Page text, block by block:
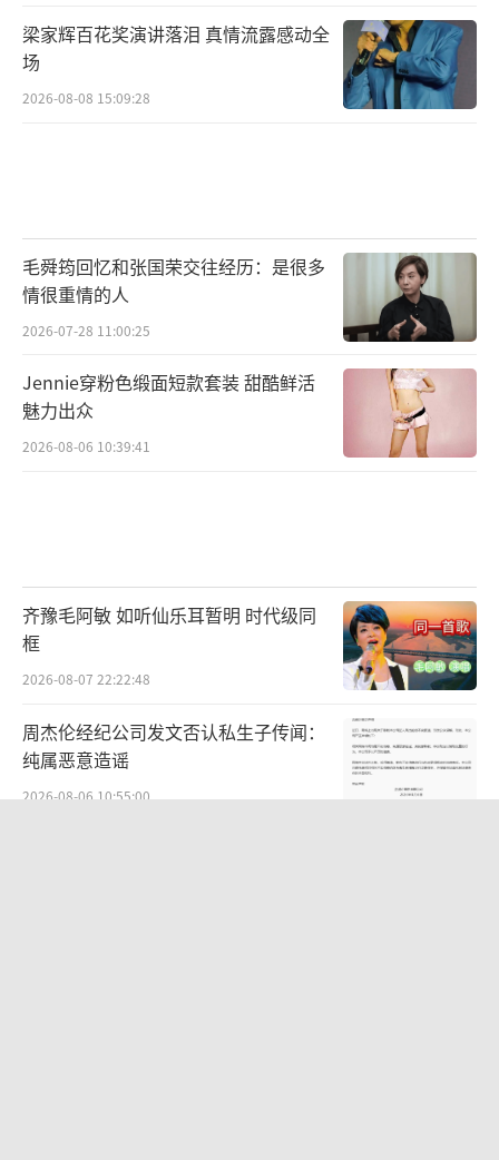
梁家辉百花奖演讲落泪 真情流露感动全
场
2026-08-08 15:09:28
毛舜筠回忆和张国荣交往经历：是很多
情很重情的人
2026-07-28 11:00:25
Jennie穿粉色缎面短款套装 甜酷鲜活
魅力出众
2026-08-06 10:39:41
齐豫毛阿敏 如听仙乐耳暂明 时代级同
框
2026-08-07 22:22:48
周杰伦经纪公司发文否认私生子传闻：
纯属恶意造谣
2026-08-06 10:55:00